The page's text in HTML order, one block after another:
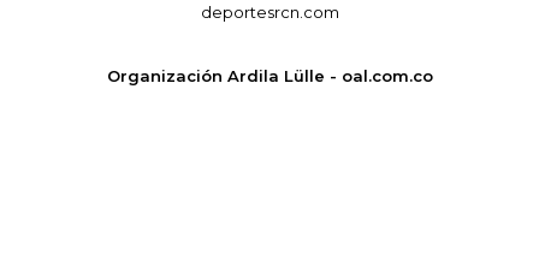
deportesrcn.com
Organización Ardila Lülle - oal.com.co